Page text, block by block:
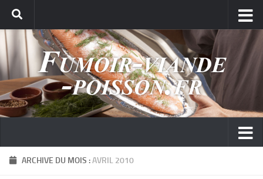
ARCHIVE DU MOIS :AVRIL 2010